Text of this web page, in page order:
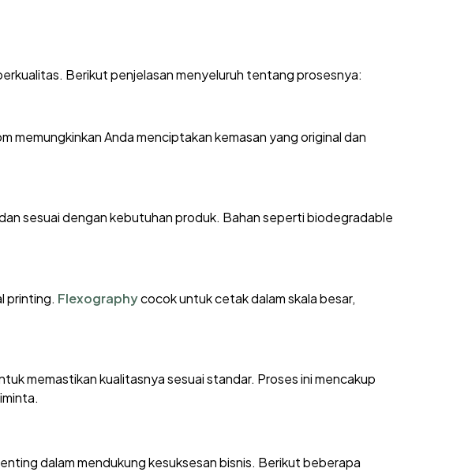
Berikut penjelasan menyeluruh tentang prosesnya:
Anda menciptakan kemasan yang original dan
sesuai dengan kebutuhan produk. Bahan seperti biodegradable
printing. Flexographycocok untuk cetak dalam skala besar,
memastikan kualitasnya sesuai standar. Proses ini mencakup
dalam mendukung kesuksesan bisnis. Berikut beberapa